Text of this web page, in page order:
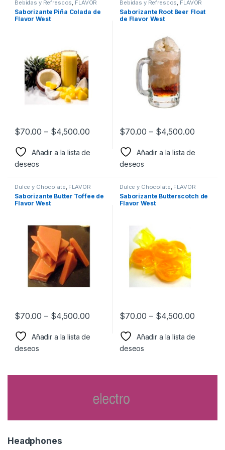
Bebidas y Refrescos, FLAVOR
WEST ,Sabor a Bebidas y
Refrescos,Saborizantes
Saborizante Piña Colada de
Flavor West
$70.00 – $4,500.00
Añadir a la lista de
deseos
Bebidas y Refrescos, FLAVOR
WEST ,Sabor a Bebidas y
Refrescos,Saborizantes
Saborizante Root Beer Float
de Flavor West
$70.00 – $4,500.00
Añadir a la lista de
deseos
Dulce y Chocolate, FLAVOR
WEST ,Sabor a Dulce y
Chocolate,Saborizantes
Saborizante Butter Toffee de
Flavor West
$70.00 – $4,500.00
Añadir a la lista de
deseos
Dulce y Chocolate, FLAVOR
WEST ,Sabor a Dulce y
Chocolate,Saborizantes
Saborizante Butterscotch de
Flavor West
$70.00 – $4,500.00
Añadir a la lista de
deseos
Headphones